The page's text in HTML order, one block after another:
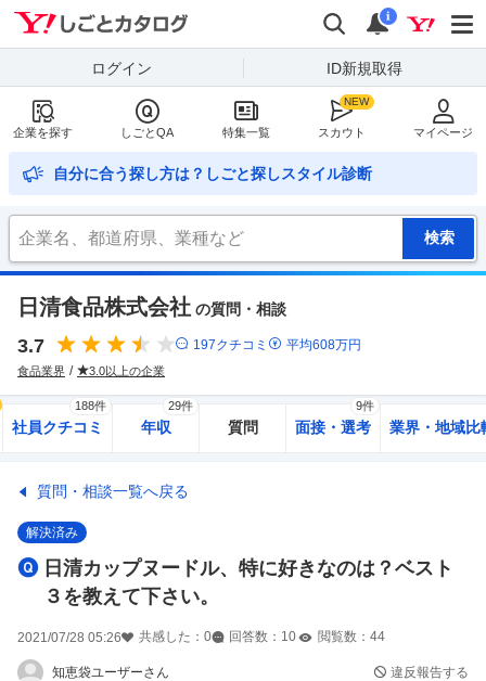
検索
通知
i
ログイン ID新規取得
企業を探す しごとQA 特集一覧 スカウト マイページ
自分に合う探し方は？しごと探しスタイル診断
日清食品株式会社 の質問・相談
3.7 197クチコミ 平均608万円
食品業界 3.0以上の企業
社員クチコミ
188件
年収
29件
質問 面接・選考
9件
業界・地域比
質問・相談一覧へ戻る
解決済み
日清カップヌードル、特に好きなのは？ベスト
３を教えて下さい。
2021/07/28 05:26 共感した： 0 回答数： 10 閲覧数： 44
知恵袋ユーザーさん 違反報告する